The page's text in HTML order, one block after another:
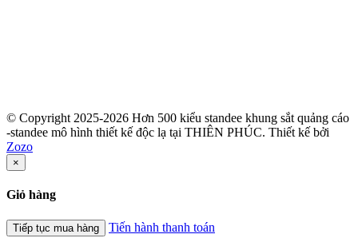
© Copyright 2025-2026 Hơn 500 kiểu standee khung sắt quảng cáo
-standee mô hình thiết kế độc lạ tại THIÊN PHÚC. Thiết kế bởi
Zozo
×
Giỏ hàng
Tiếp tục mua hàng Tiến hành thanh toán